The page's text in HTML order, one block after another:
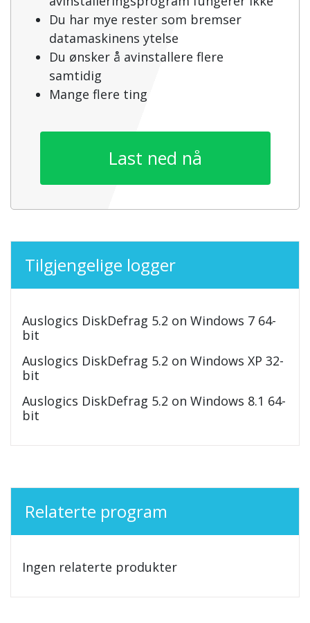
Du har mye rester som bremser
datamaskinens ytelse
Du ønsker å avinstallere flere
samtidig
Mange flere ting
Last ned nå
Tilgjengelige logger
Auslogics DiskDefrag 5.2 on Windows 7 64-
bit
Auslogics DiskDefrag 5.2 on Windows XP 32-
bit
Auslogics DiskDefrag 5.2 on Windows 8.1 64-
bit
Relaterte program
Ingen relaterte produkter